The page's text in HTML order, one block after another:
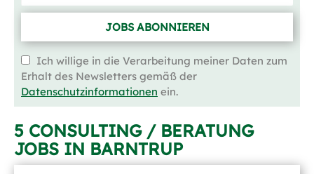
JOBS ABONNIEREN
Ich willige in die Verarbeitung meiner Daten zum
Erhalt des Newsletters gemäß der
Datenschutzinformationen ein.
5 CONSULTING / BERATUNG
JOBS IN BARNTRUP